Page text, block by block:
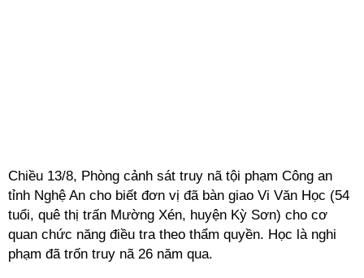
Chiều 13/8, Phòng cảnh sát truy nã tội phạm Công an
tỉnh Nghệ An cho biết đơn vị đã bàn giao Vi Văn Học (54
tuổi, quê thị trấn Mường Xén, huyện Kỳ Sơn) cho cơ
quan chức năng điều tra theo thẩm quyền. Học là nghi
phạm đã trốn truy nã 26 năm qua.